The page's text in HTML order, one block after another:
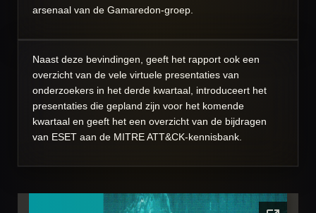
arsenaal van de Gamaredon-groep.
Naast deze bevindingen, geeft het rapport ook een
overzicht van de vele virtuele presentaties van
onderzoekers in het derde kwartaal, introduceert het
presentaties die gepland zijn voor het komende
kwartaal en geeft het een overzicht van de bijdragen
van ESET aan de MITRE ATT&CK-kennisbank.